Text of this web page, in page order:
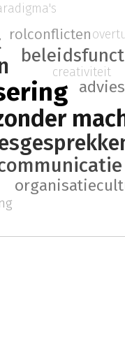
rolconflicten
creativiteit